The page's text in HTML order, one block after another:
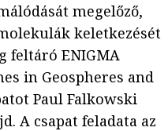
megelőző,
keletkezését
feltáró ENIGMA
in Geospheres and
Paul Falkowski
A csapat feladata az